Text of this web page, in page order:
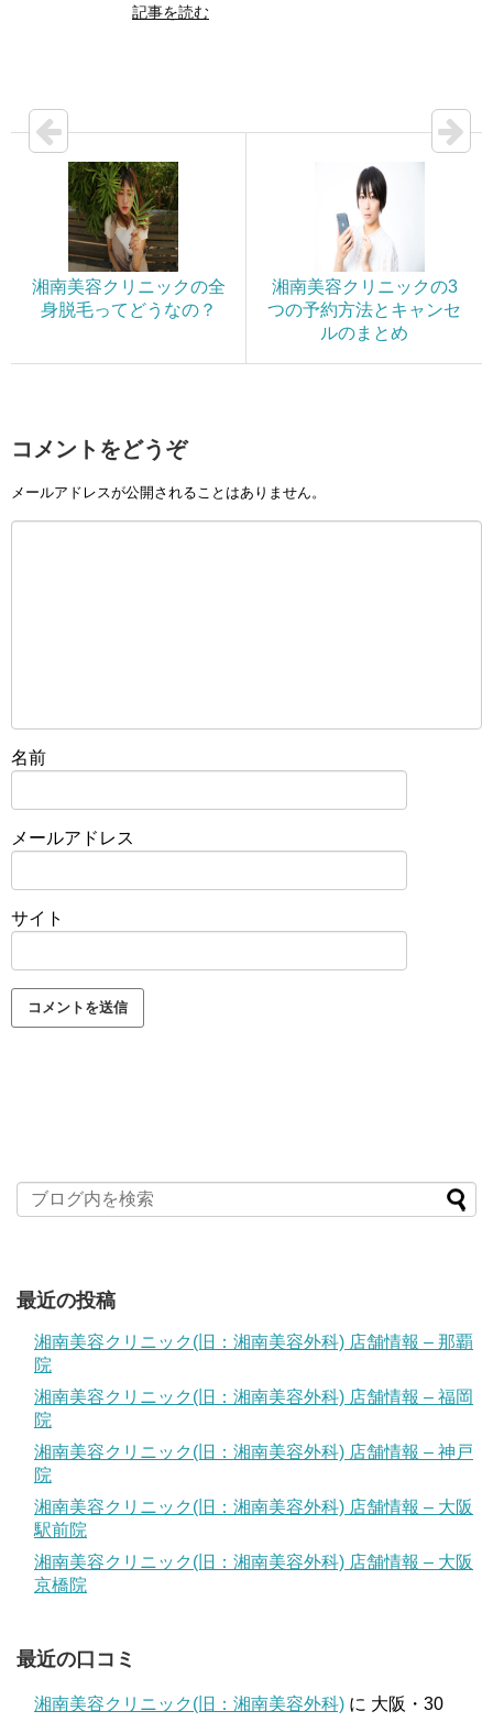
記事を読む
湘南美容クリニックの全
身脱毛ってどうなの？
湘南美容クリニックの3
つの予約方法とキャンセ
ルのまとめ
コメントをどうぞ
メールアドレスが公開されることはありません。
名前
メールアドレス
サイト
最近の投稿
湘南美容クリニック(旧：湘南美容外科) 店舗情報 – 那覇
院
湘南美容クリニック(旧：湘南美容外科) 店舗情報 – 福岡
院
湘南美容クリニック(旧：湘南美容外科) 店舗情報 – 神戸
院
湘南美容クリニック(旧：湘南美容外科) 店舗情報 – 大阪
駅前院
湘南美容クリニック(旧：湘南美容外科) 店舗情報 – 大阪
京橋院
最近の口コミ
湘南美容クリニック(旧：湘南美容外科) に 大阪・30